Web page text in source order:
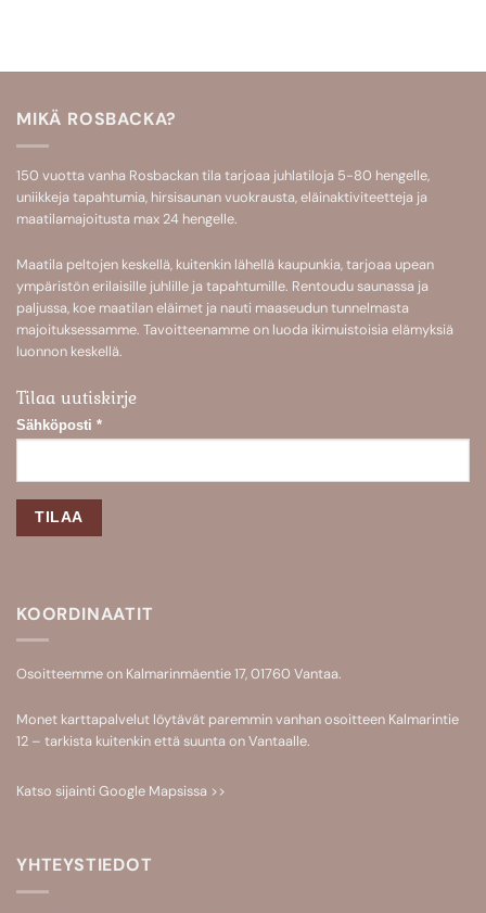
MIKÄ ROSBACKA?
150 vuotta vanha Rosbackan tila tarjoaa juhlatiloja 5-80 hengelle,
uniikkeja tapahtumia, hirsisaunanvuokrausta,eläinaktiviteetteja ja
maatilamajoitusta max 24 hengelle.
Maatila peltojen keskellä, kuitenkin lähellä kaupunkia, tarjoaa upean
ympäristön erilaisille juhlille ja tapahtumille. Rentoudu saunassa ja
paljussa, koe maatilan eläimet ja nauti maaseudun tunnelmasta
majoituksessamme. Tavoitteenamme on luoda ikimuistoisia elämyksiä
luonnon keskellä.
Tilaa uutiskirje
Sähköposti *
KOORDINAATIT
Osoitteemme on Kalmarinmäentie 17, 01760 Vantaa.
Monet karttapalvelut löytävät paremmin vanhan osoitteen Kalmarintie
12 – tarkista kuitenkin että suunta on Vantaalle.
Katso sijainti Google Mapsissa >>
YHTEYSTIEDOT